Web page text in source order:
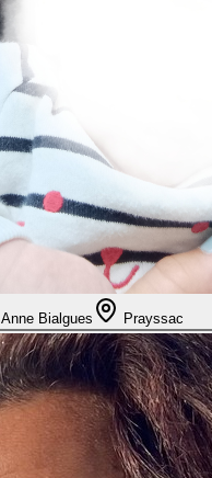
Anne Bialgues Prayssac